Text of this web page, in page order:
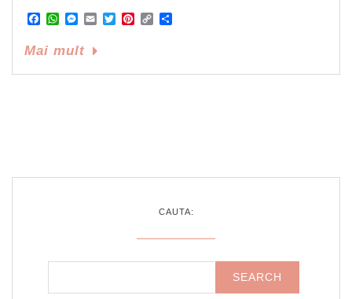
Facebook
WhatsApp
Messenger
EmailTwitterPinterest
Copy
Mai mult
CAUTA: